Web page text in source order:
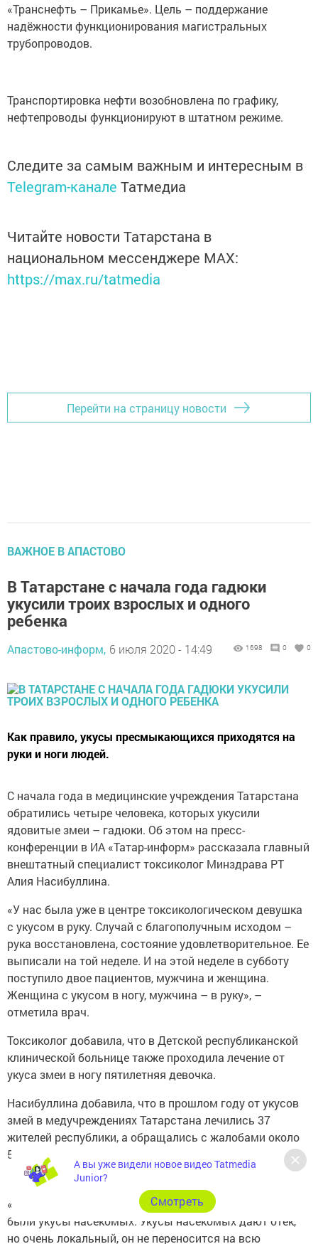
«Транснефть – Прикамье». Цель – поддержание
надёжности функционирования магистральных
трубопроводов.
Транспортировка нефти возобновлена по графику,
нефтепроводы функционируют в штатном режиме.
Следите за самым важным и интересным в
Telegram-канале Татмедиа
Читайте новости Татарстана в
национальном мессенджере MАХ:
https://max.ru/tatmedia
Перейти на страницу новости
ВАЖНОЕ В АПАСТОВО
В Татарстане с начала года гадюки
укусили троих взрослых и одного
ребенка
Апастово-информ, 6 июля 2020 - 14:49 1698 0 0
Как правило, укусы пресмыкающихся приходятся на
руки и ноги людей.
С начала года в медицинские учреждения Татарстана
обратились четыре человека, которых укусили
ядовитые змеи – гадюки. Об этом на пресс-
конференции в ИА «Татар-информ» рассказала главный
внештатный специалист токсиколог Минздрава РТ
Алия Насибуллина.
«У нас была уже в центре токсикологическом девушка
с укусом в руку. Случай с благополучным исходом –
рука восстановлена, состояние удовлетворительное. Ее
выписали на той неделе. И на этой неделе в субботу
поступило двое пациентов, мужчина и женщина.
Женщина с укусом в ногу, мужчина – в руку», –
отметила врач.
Токсиколог добавила, что в Детской республиканской
клинической больнице также проходила лечение от
укуса змеи в ногу пятилетняя девочка.
Насибуллина добавила, что в прошлом году от укусов
змей в медучреждениях Татарстана лечились 37
жителей республики, а обращались с жалобами около
50 человек.
«У тех пациентов, которых мы не госпитализировали,
были укусы насекомых. Укусы насекомых дают отек,
но очень локальный, он не переносится на всю
А вы уже видели новое видео Tatmedia
Junior?
Cмотреть